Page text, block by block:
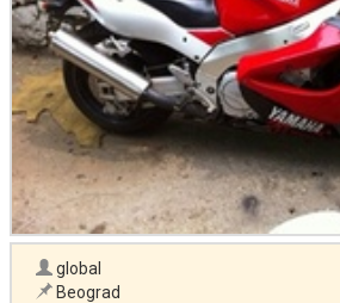
global
Beograd